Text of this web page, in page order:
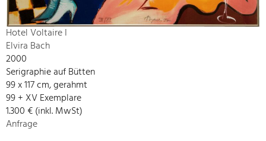
Hotel Voltaire I
Elvira Bach
2000
Serigraphie auf Bütten
99 x 117 cm, gerahmt
99 + XV Exemplare
1.300 € (inkl. MwSt)
Anfrage